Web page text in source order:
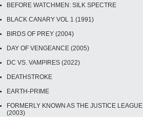
BEFORE WATCHMEN: SILK SPECTRE
BLACK CANARY VOL 1 (1991)
BIRDS OF PREY (2004)
DAY OF VENGEANCE (2005)
DC VS. VAMPIRES (2022)
DEATHSTROKE
EARTH-PRIME
FORMERLY KNOWN AS THE JUSTICE LEAGUE
(2003)